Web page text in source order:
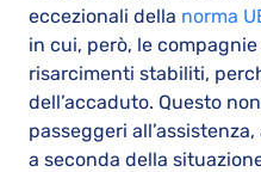
eccezionali della norma
in cui, però, le
risarcimenti stabiliti,
dell’accaduto. Questo
passeggeri
a seconda della